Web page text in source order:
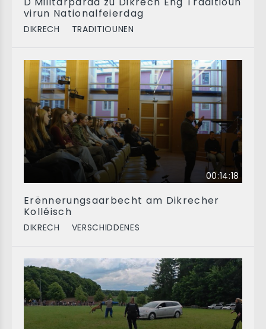
virun Nationalfeierdag
DIKRECH TRADITIOUNEN
00:14:18
Erënnerungsaarbecht am Dikrecher
Kolléisch
DIKRECH VERSCHIDDENES